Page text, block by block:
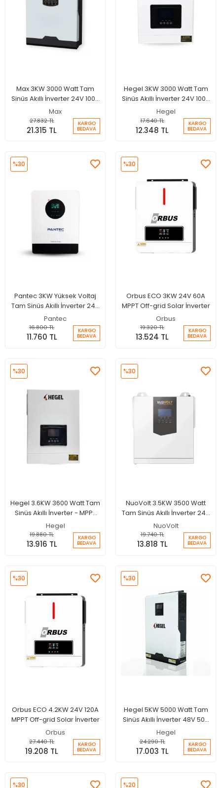
Max 3KW 3000 Watt Tam
Sinüs Akıllı İnverter 24V 100A
MPPT Şarjlı İnverter
Max
27.832 TL
21.315 TL
KARGO
BEDAVA
Hegel 3KW 3000 Watt Tam
Sinüs Akıllı İnverter 24V 100A
MPPT Şarjlı İnverter
Hegel
17.640 TL
12.348 TL
KARGO
BEDAVA
Pantec 3KW Yüksek Voltaj
Tam Sinüs Akıllı İnverter 24V
100A MPPT Şarjlı İnverter
Pantec
%30
16.800 TL
11.760 TL
KARGO
BEDAVA
Orbus ECO 3KW 24V 60A
MPPT Off-grid Solar İnverter
Orbus
%30
19.320 TL
13.524 TL
KARGO
BEDAVA
Hegel 3.6KW 3600 Watt Tam
Sinüs Akıllı İnverter - MPPT
24 Volt 100A Şarjlı İnverter
Hegel
%30
19.880 TL
13.916 TL
KARGO
BEDAVA
NuoVolt 3.5KW 3500 Watt
Tam Sinüs Akıllı İnverter 24V
100A MPPT Şarjlı İnverter
NuoVolt
%30
19.740 TL
13.818 TL
KARGO
BEDAVA
Orbus ECO 4.2KW 24V 120A
MPPT Off-grid Solar İnverter
Orbus
%30
27.440 TL
19.208 TL
KARGO
BEDAVA
Hegel 5KW 5000 Watt Tam
Sinüs Akıllı İnverter 48V 50A
Şarjlı İnverter
Hegel
%30
24.290 TL
17.003 TL
KARGO
BEDAVA
%30 %20